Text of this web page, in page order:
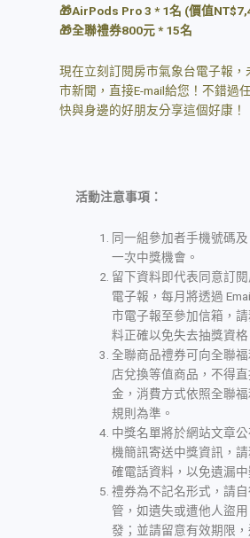
🎁AirPods Pro 3 *1名 (價值
🎁全聯禮券800元 *15名
現在立刻訂閱房市氣象台電子報，
市新聞，直接E-mail給您！不錯過
快與身邊的好朋友分享這個好康！
活動注意事項：
同一組參加者手機號碼及
一次中獎機會。
留下資料即代表同意訂
電子報，每月將透過
市電子報至參加信箱，
料正確以免失去抽獎資格
全聯商品禮券可向全聯
店兌換等值商品，不得
金，消費方式依照全聯
規則為準。
中獎名單將於網站文章
機簡訊寄送中獎資訊，
確電話資料，以免遺漏中
禮券為不記名形式，請
管，如遺失或遭他人盜
發；並請留意有效期限